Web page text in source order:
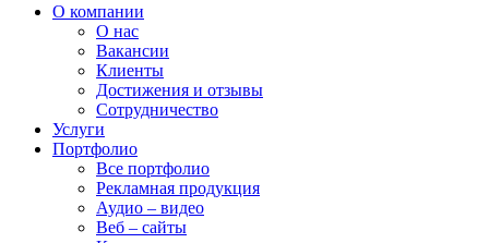
О компании
О нас
Вакансии
Клиенты
Достижения и отзывы
Сотрудничество
Услуги
Портфолио
Все портфолио
Рекламная продукция
Аудио – видео
Веб – сайты